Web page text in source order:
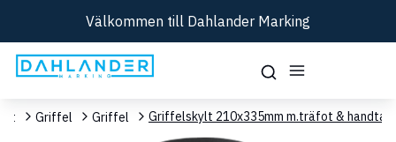
Välkommen till Dahlander Marking
Griffel Griffel Griffelskylt 210x335mm m.träfot & handtag